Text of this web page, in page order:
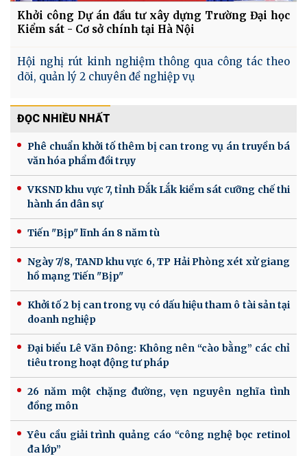
Khởi công Dự án đầu tư xây dựng Trường Đại học
Kiểm sát - Cơ sở chính tại Hà Nội
Hội nghị rút kinh nghiệm thông qua công tác theo
dõi, quản lý 2 chuyên đề nghiệp vụ
ĐỌC NHIỀU NHẤT
Phê chuẩn khởi tố thêm bị can trong vụ án truyền bá
văn hóa phẩm đồi trụy
VKSND khu vực 7, tỉnh Đắk Lắk kiểm sát cưỡng chế thi
hành án dân sự
Tiến "Bịp" lĩnh án 8 năm tù
Ngày 7/8, TAND khu vực 6, TP Hải Phòng xét xử giang
hồ mạng Tiến "Bịp"
Khởi tố 2 bị can trong vụ có dấu hiệu tham ô tài sản tại
doanh nghiệp
Đại biểu Lê Văn Đông: Không nên “cào bằng” các chỉ
tiêu trong hoạt động tư pháp
26 năm một chặng đường, vẹn nguyên nghĩa tình
đồng môn
Yêu cầu giải trình quảng cáo “công nghệ bọc retinol
đa lớp”